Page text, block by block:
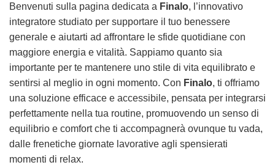
Benvenuti sulla pagina dedicata a Finalo, l’innovativo
integratore studiato per supportare il tuo benessere
generale e aiutarti ad affrontare le sfide quotidiane con
maggiore energia e vitalità. Sappiamo quanto sia
importante per te mantenere uno stile di vita equilibrato e
sentirsi al meglio in ogni momento. Con Finalo, ti offriamo
una soluzione efficace e accessibile, pensata per integrarsi
perfettamente nella tua routine, promuovendo un senso di
equilibrio e comfort che ti accompagnerà ovunque tu vada,
dalle frenetiche giornate lavorative agli spensierati
momenti di relax.